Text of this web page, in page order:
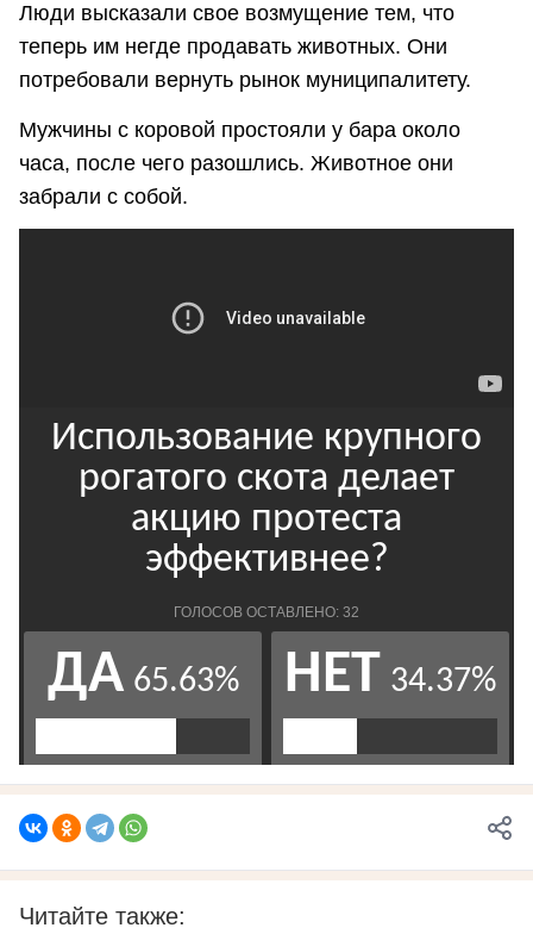
Люди высказали свое возмущение тем, что
теперь им негде продавать животных. Они
потребовали вернуть рынок муниципалитету.
Мужчины с коровой простояли у бара около
часа, после чего разошлись. Животное они
забрали с собой.
Читайте также: